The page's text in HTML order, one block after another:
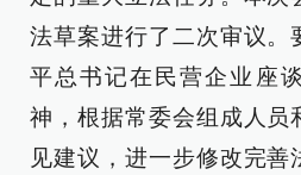
法草案进行了二次审议。
平总书记在民营企业座
神，根据常委会组成人员
见建议，进一步修改完